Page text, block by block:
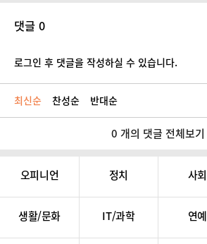
댓글 0
로그인 후 댓글을 작성하실 수 있습니다.
최신순 찬성순 반대순
0 개의 댓글 전체보기
오피니언 정치 사회
생활/문화 IT/과학 연예